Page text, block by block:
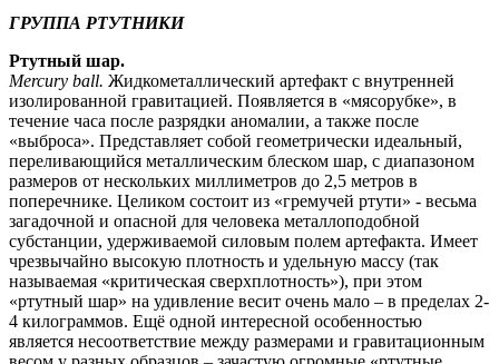
ГРУППА РТУТНИКИ
Ртутный шар.
Mercury ball. Жидкометаллический артефакт с внутренней
изолированной гравитацией. Появляется в «мясорубке», в
течение часа после разрядки аномалии, а также после
«выброса». Представляет собой геометрически идеальный,
переливающийся металлическим блеском шар, с диапазоном
размеров от нескольких миллиметров до 2,5 метров в
поперечнике. Целиком состоит из «гремучей ртути» - весьма
загадочной и опасной для человека металлоподобной
субстанции, удерживаемой силовым полем артефакта. Имеет
чрезвычайно высокую плотность и удельную массу (так
называемая «критическая сверхплотность»), при этом
«ртутный шар» на удивление весит очень мало – в пределах 2-
4 килограммов. Ещё одной интересной особенностью
является несоответствие между размерами и гравитационным